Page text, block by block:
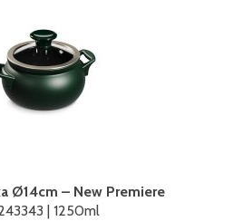
Ø14cm – New Premiere
| 1250ml